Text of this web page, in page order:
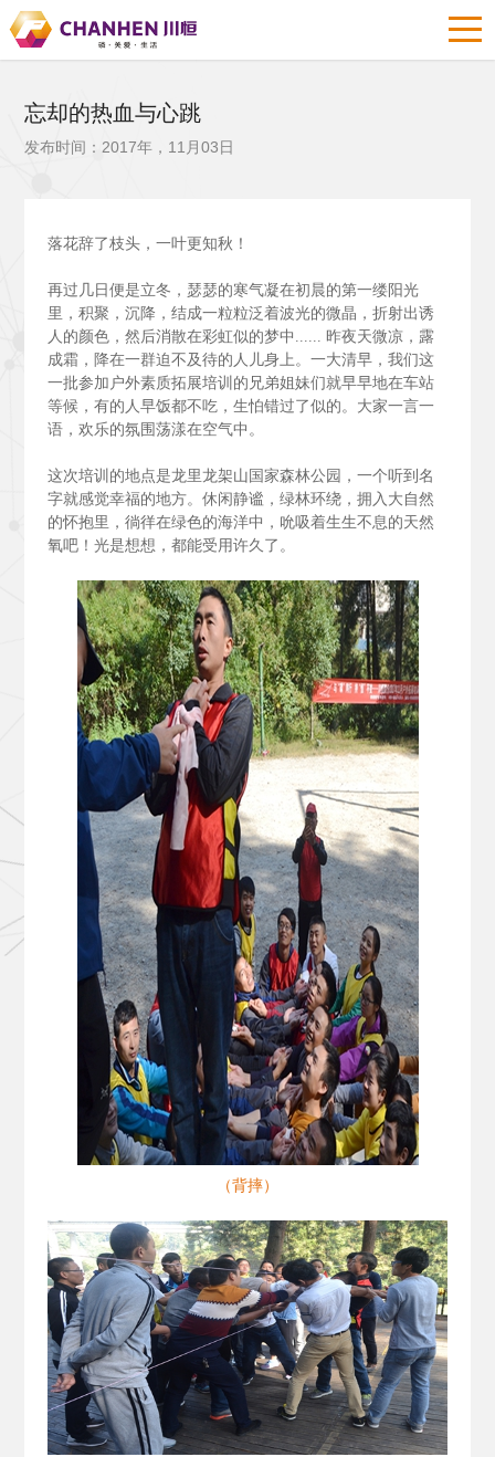
忘却的热血与心跳
发布时间：2017年，11月03日
落花辞了枝头，一叶更知秋！
再过几日便是立冬，瑟瑟的寒气凝在初晨的第一缕阳光
里，积聚，沉降，结成一粒粒泛着波光的微晶，折射出诱
人的颜色，然后消散在彩虹似的梦中...... 昨夜天微凉，露
成霜，降在一群迫不及待的人儿身上。一大清早，我们这
一批参加户外素质拓展培训的兄弟姐妹们就早早地在车站
等候，有的人早饭都不吃，生怕错过了似的。大家一言一
语，欢乐的氛围荡漾在空气中。
这次培训的地点是龙里龙架山国家森林公园，一个听到名
字就感觉幸福的地方。休闲静谧，绿林环绕，拥入大自然
的怀抱里，徜徉在绿色的海洋中，吮吸着生生不息的天然
氧吧！光是想想，都能受用许久了。
（背摔）